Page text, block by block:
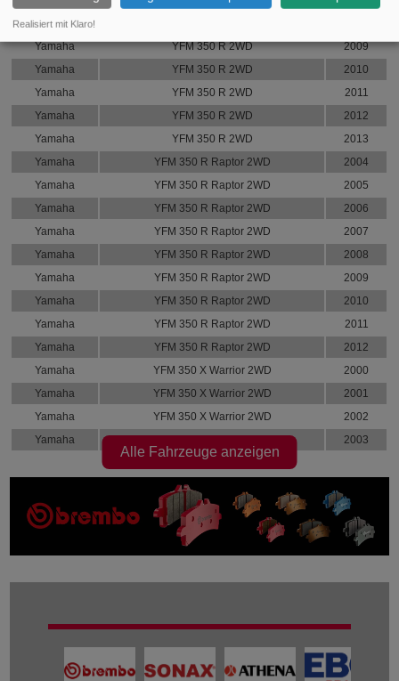
Yamaha
Yamaha
YFM 350 R 2WD
2009
Yamaha
YFM 350 R 2WD
2010
Yamaha
YFM 350 R 2WD
2011
Yamaha
YFM 350 R 2WD
2012
Yamaha
YFM 350 R 2WD
2013
Yamaha
YFM 350 R Raptor 2WD
2004
Yamaha
YFM 350 R Raptor 2WD
2005
Yamaha
YFM 350 R Raptor 2WD
2006
Yamaha
YFM 350 R Raptor 2WD
2007
Yamaha
YFM 350 R Raptor 2WD
2008
Yamaha
YFM 350 R Raptor 2WD
2009
Yamaha
YFM 350 R Raptor 2WD
2010
Yamaha
YFM 350 R Raptor 2WD
2011
Yamaha
YFM 350 R Raptor 2WD
2012
Yamaha
YFM 350 X Warrior 2WD
2000
Yamaha
YFM 350 X Warrior 2WD
2001
Yamaha
YFM 350 X Warrior 2WD
2002
Yamaha
YFM 350 X Warrior 2WD 2003
Alle Fahrzeuge anzeigen
Realisiert mit Klaro!